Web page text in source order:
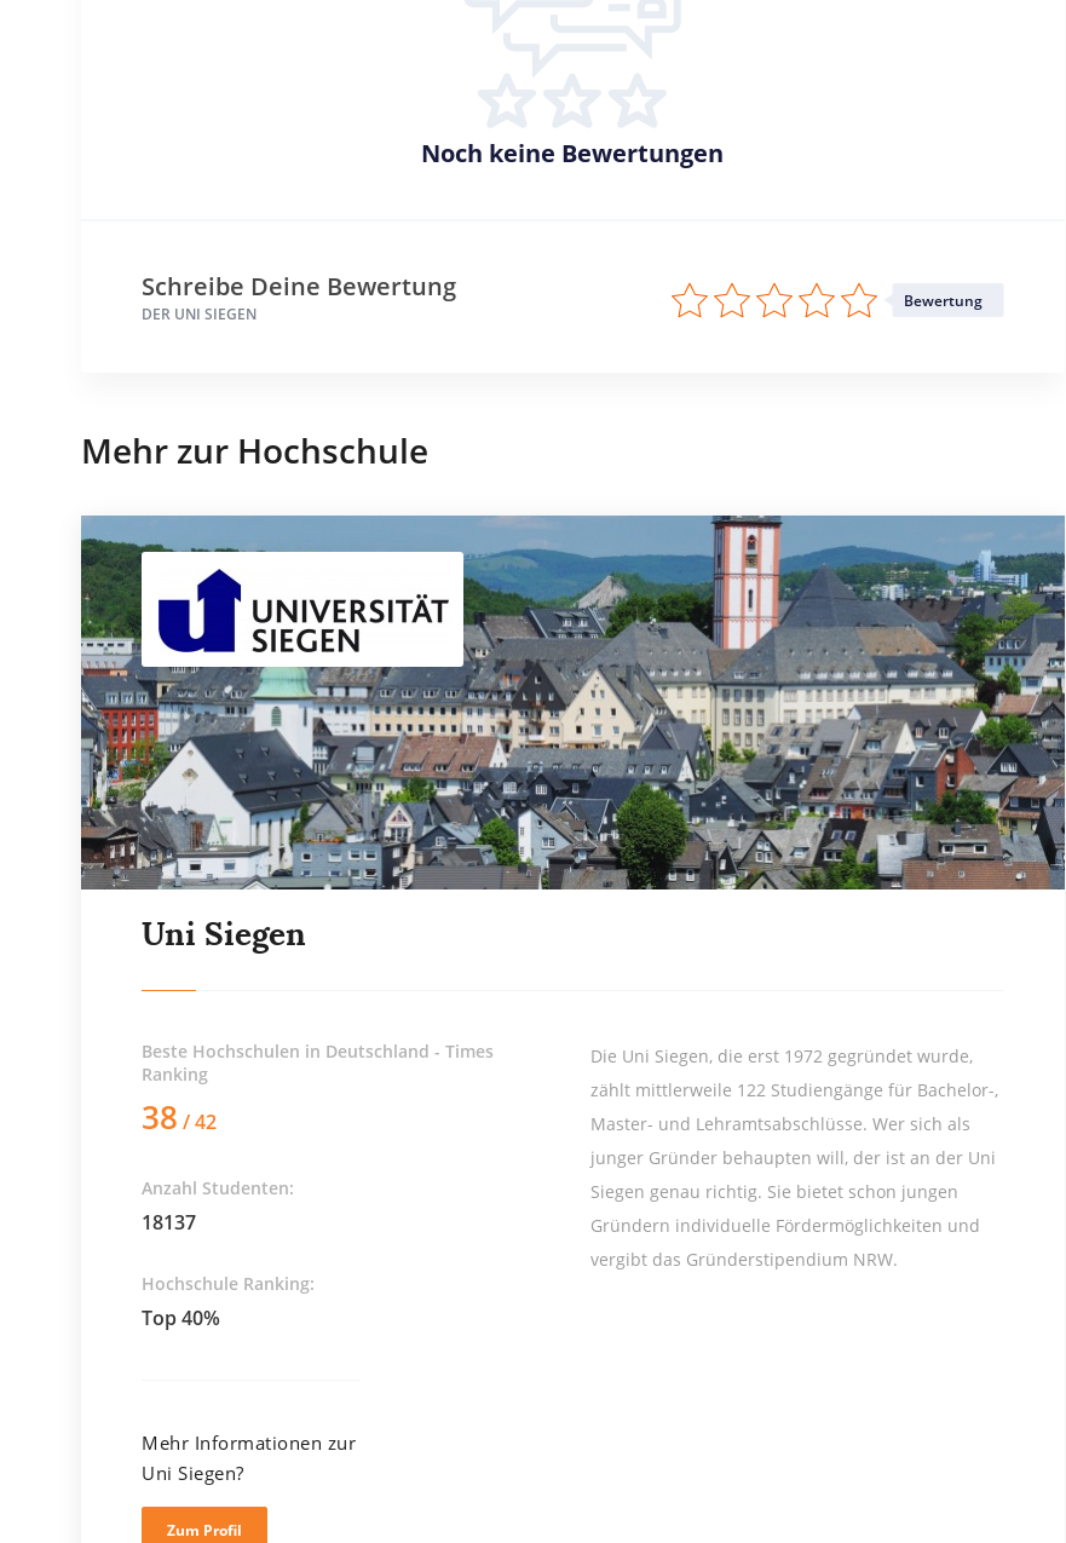
Noch keine Bewertungen
Schreibe Deine Bewertung
DER UNI SIEGEN
Bewertung
Mehr zur Hochschule
Uni Siegen
Beste Hochschulen in Deutschland - Times
Ranking
38 / 42
Anzahl Studenten:
18137
Hochschule Ranking:
Top 40%
Die Uni Siegen, die erst 1972 gegründet wurde,
zählt mittlerweile 122 Studiengänge für Bachelor-,
Master- und Lehramtsabschlüsse. Wer sich als
junger Gründer behaupten will, der ist an der Uni
Siegen genau richtig. Sie bietet schon jungen
Gründern individuelle Fördermöglichkeiten und
vergibt das Gründerstipendium NRW.
Mehr Informationen zur
Uni Siegen?
Zum Profil